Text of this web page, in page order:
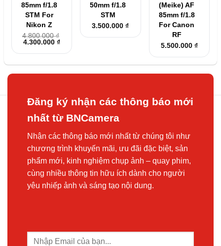
85mm f/1.8
STM For
Nikon Z
4.800.000₫
Giá
là:
4.300.000₫Giá
hiện
tại
4.300.000 ₫.
50mm f/1.8
STM
3.500.000₫
(Meike) AF
85mm f/1.8
For Canon
RF
5.500.000 ₫
Đăng ký nhận các thông báo mới
nhất từ BNCamera
Nhận các thông báo mới nhất từ chúng tôi như
chương trình khuyến mãi, ưu đãi đặc biệt, sản
phẩm mới, kinh nghiệm chụp ảnh – quay phim,
cùng nhiều thông tin hữu ích dành cho người
yêu nhiếp ảnh và sáng tạo nội dung.